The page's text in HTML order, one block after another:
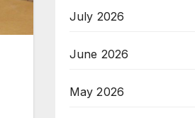
July 2026
June 2026
May 2026